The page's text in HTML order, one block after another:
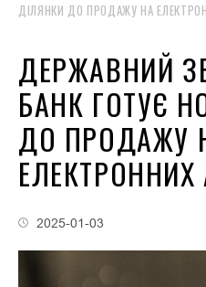
ДІЛЯНКИ ДО ПРОДАЖУ НА
ДЕРЖАВНИЙ
БАНК ГОТУЄ
ДО ПРОДАЖУ
ЕЛЕКТРОННИХ
2025-01-03